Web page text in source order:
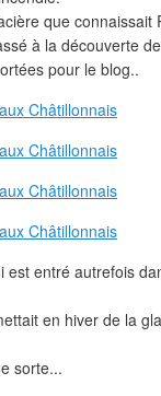
que connaissait
à la découverte
pour le blog..
entré autrefois
en hiver de la
sorte...